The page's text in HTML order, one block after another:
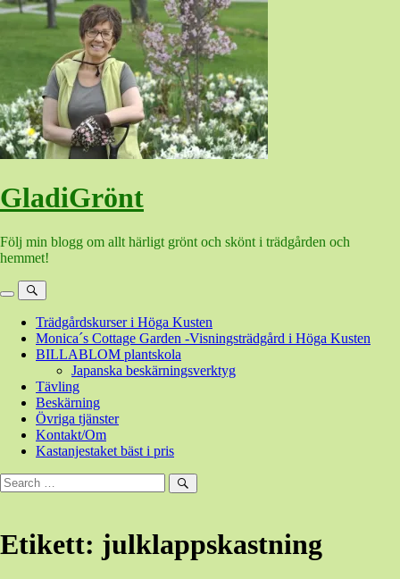
Hoppa
GladiGrönt
Följ min blogg om allt härligt grönt och skönt i trädgården och
hemmet!
MenySök
Trädgårdskurser i Höga Kusten
Monica´s Cottage Garden -Visningsträdgård i Höga Kusten
BILLABLOM plantskola
Japanska beskärningsverktyg
Tävling
Beskärning
Övriga tjänster
Kontakt/Om
Kastanjestaket bäst i pris
Sök
efter:
Sök
Etikett: julklappskastning